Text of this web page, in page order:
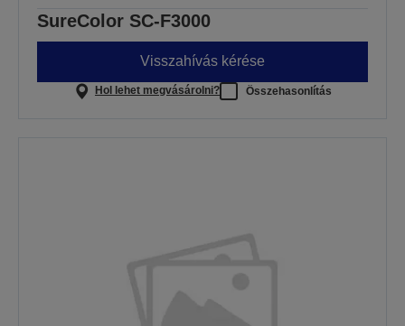
SureColor SC-F3000
Visszahívás kérése
Hol lehet megvásárolni? Összehasonlítás